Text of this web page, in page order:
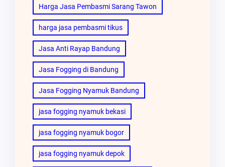
Harga Jasa Pembasmi Sarang Tawon
harga jasa pembasmi tikus
Jasa Anti Rayap Bandung
Jasa Fogging di Bandung
Jasa Fogging Nyamuk Bandung
jasa fogging nyamuk bekasi
jasa fogging nyamuk bogor
jasa fogging nyamuk depok